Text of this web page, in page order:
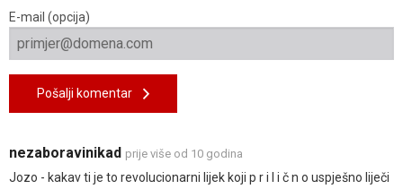
E-mail (opcija)
Pošalji komentar
nezaboravinikad prije više od 10 godina
Jozo - kakav ti je to revolucionarni lijek koji p r i l i č n o uspješno liječi